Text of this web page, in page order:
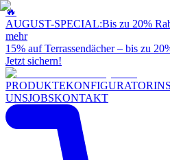
🔥
AUGUST-SPECIAL:Bis zu 20%
mehr
15% auf Terrassendächer – bis zu
Jetzt sichern!
PRODUKTEKONFIGURATOR
UNSJOBSKONTAKT